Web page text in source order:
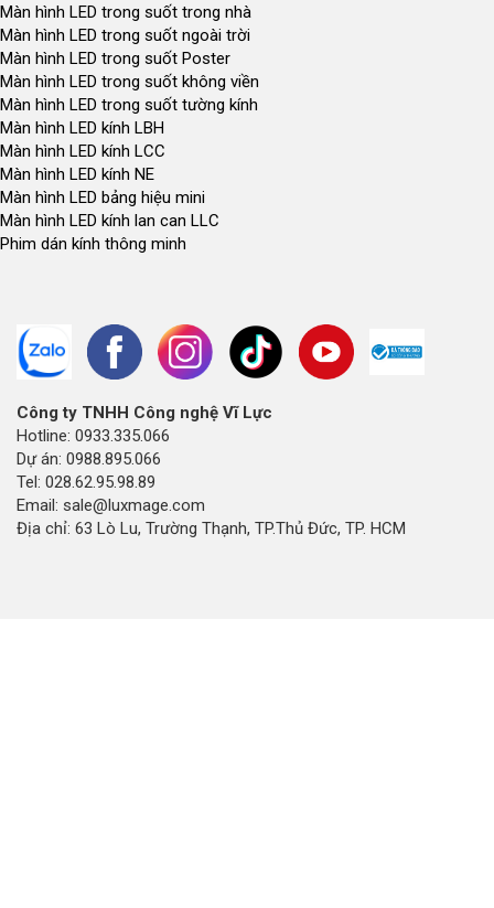
Màn hình LED trong suốt trong nhà
Màn hình LED trong suốt ngoài trời
Màn hình LED trong suốt Poster
Màn hình LED trong suốt không viền
Màn hình LED trong suốt tường kính
Màn hình LED kính LBH
Màn hình LED kính LCC
Màn hình LED kính NE
Màn hình LED bảng hiệu mini
Màn hình LED kính lan can LLC
Phim dán kính thông minh
Công ty TNHH Công nghệ Vĩ Lực
Hotline: 0933.335.066
Dự án: 0988.895.066
Tel: 028.62.95.98.89
Email: sale@luxmage.com
Địa chỉ: 63 Lò Lu, Trường Thạnh, TP.Thủ Đức, TP. HCM